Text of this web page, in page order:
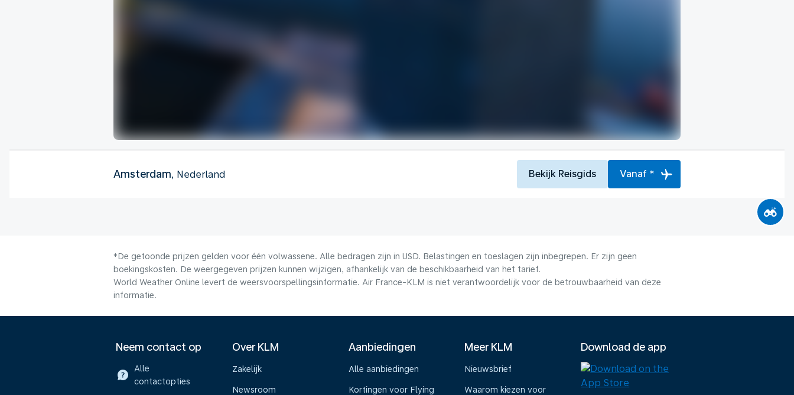
Amsterdam, Nederland Bekijk Reisgids Vanaf *
*De getoonde prijzen gelden voor één volwassene. Alle bedragen zijn in USD. Belastingen en toeslagen zijn inbegrepen. Er zijn geen
boekingskosten. De weergegeven prijzen kunnen wijzigen, afhankelijk van de beschikbaarheid van het tarief.
World Weather Online levert de weersvoorspellingsinformatie. Air France-KLM is niet verantwoordelijk voor de betrouwbaarheid van deze
informatie.
Neem contact op
Alle
contactopties
Over KLM
Zakelijk
Newsroom
Aanbiedingen
Alle aanbiedingen
Kortingen voor Flying
Meer KLM
Nieuwsbrief
Waarom kiezen voor
Download de app